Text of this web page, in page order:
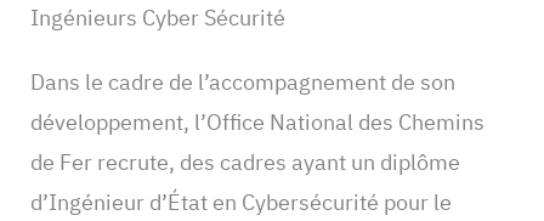
Ingénieurs Cyber Sécurité
Dans le cadre de l’accompagnement de son
développement, l’Office National des Chemins
de Fer recrute, des cadres ayant un diplôme
d’Ingénieur d’État en Cybersécurité pour le